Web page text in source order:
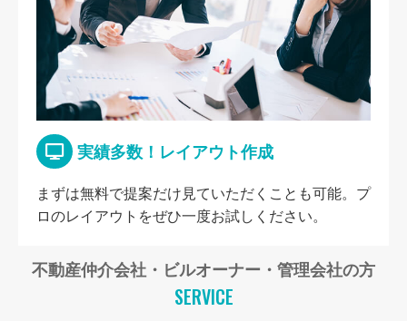
実績多数！レイアウト作成
まずは無料で提案だけ見ていただくことも可能。プ
ロのレイアウトをぜひ一度お試しください。
不動産仲介会社・ビルオーナー・管理会社の方
SERVICE